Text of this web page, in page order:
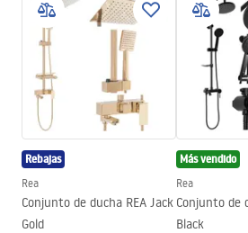
Color del vidrio
Método de apertura
Seria
Bruno
Montaje
En el
suelo
Altura
1950
Dirección de la cabina
Garantía
2 años
Warunki bezpieczeństwa
WARUNKI BEZPIECZENSTWA KABINY
PARAWANY.pdf
Instrucciones de montaje
Condiciones de garantía
Warranty_Terms_and_Conditions_-
Rebajas
Rea
Conjunto de ducha REA Jack
Gold
Más vendido
Rea
Conjunto de
Black